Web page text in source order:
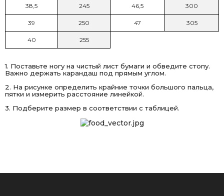
38,5 245 46,5 300
39 250 47 305
40 255
1. Поставьте ногу на чистый лист бумаги и обведите стопу.
Важно держать карандаш под прямым углом.
2. На рисунке определить крайние точки большого пальца,
пятки и измерить расстояние линейкой.
3. Подберите размер в соответствии с таблицей.